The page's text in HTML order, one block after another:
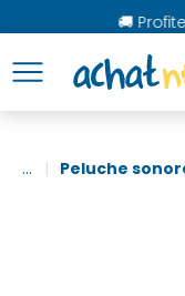
🚚
... Peluche